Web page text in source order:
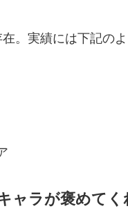
。実績には下記のよ
ャラが褒めてく